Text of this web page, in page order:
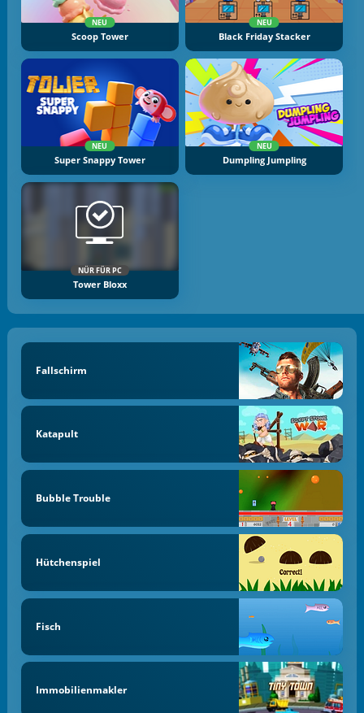
NEU
Scoop Tower
NEU
Black Friday Stacker
NEU
Super Snappy Tower
NEU
Dumpling Jumpling
NÜR FÜR PC
Tower Bloxx
Fallschirm
Katapult
Bubble Trouble
Hütchenspiel
Fisch
Immobilienmakler